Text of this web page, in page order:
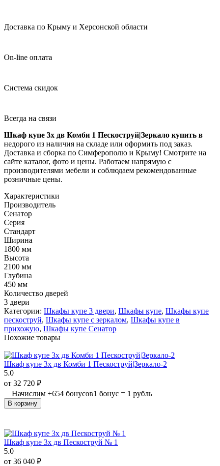
Доставка по Крыму и Херсонской области
On-line оплата
Система скидок
Всегда на связи
Шкаф купе 3х дв Комби 1 Пескоструй|Зеркало купить в
недорого из наличия на складе или оформить под заказ.
Доставка и сборка по Симферополю и Крыму! Смотрите на
сайте каталог, фото и цены. Работаем напрямую с
производителями мебели и соблюдаем рекомендованные
розничные цены.
Характеристики
Производитель
Сенатор
Серия
Стандарт
Ширина
1800 мм
Высота
2100 мм
Глубина
450 мм
Количество дверей
3 двери
Категории: Шкафы купе 3 двери, Шкафы купе, Шкафы купе
пескоструй, Шкафы купе с зеркалом, Шкафы купе в
прихожую, Шкафы купе Сенатор
Похожие товары
Шкаф купе 3х дв Комби 1 Пескоструй|Зеркало-2
5.0
от 32 720 ₽
Начислим +654 бонусов1 бонус = 1 рубль
В корзину
Шкаф купе 3х дв Пескоструй № 1
5.0
от 36 040 ₽